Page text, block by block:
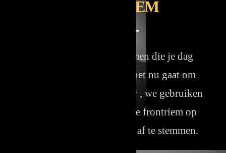
FRONTRIEM
Handgemaakte frontriemen die je dag
meteen opvrolijken. Of het nu gaat om
zwart, bruin of cognac leer , we gebruiken
de beste steentjes om deze frontriem op
jouw persoonlijke smaak af te stemmen.